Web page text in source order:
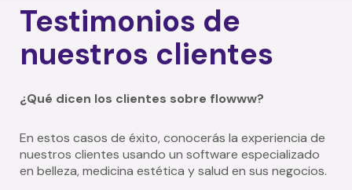
Testimonios de
nuestros clientes
¿Qué dicen los clientes sobre flowww?
En estos casos de éxito, conocerás la experiencia de
nuestros clientes usando un software especializado
en belleza, medicina estética y salud en sus negocios.